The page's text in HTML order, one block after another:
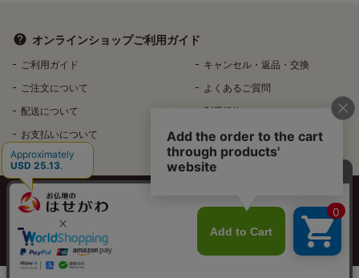
オンラインショップご利用ガイド
ご利用ガイド
ご注文について
配送について
お支払いについて
キャンセル・返品・交換
よくあるご質問
利用規約
特定商取引法に基づく表記
個人情報保護方針
特定個人情報などの適正な取扱いに関する基本方針
反社会的勢力排除へ向けた基本方針